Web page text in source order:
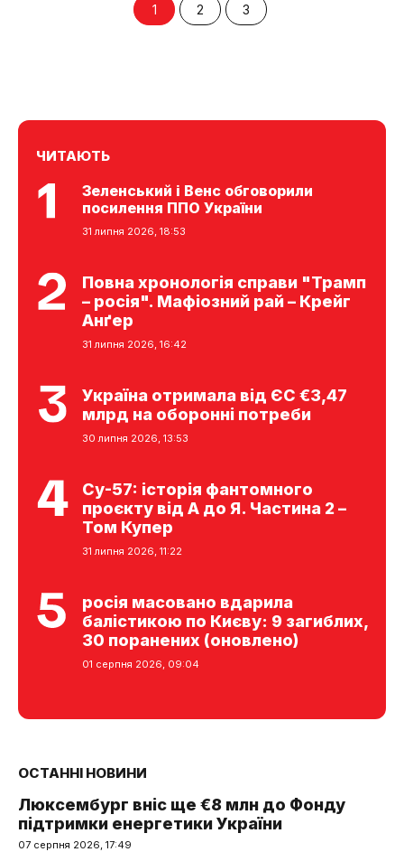
1 2 3
ЧИТАЮТЬ
Зеленський і Венс обговорили
посилення ППО України
31 липня 2026, 18:53
Повна хронологія справи "Трамп
– росія". Мафіозний рай – Крейг
Анґер
31 липня 2026, 16:42
Україна отримала від ЄС €3,47
млрд на оборонні потреби
30 липня 2026, 13:53
Су-57: історія фантомного
проєкту від А до Я. Частина 2 –
Том Купер
31 липня 2026, 11:22
росія масовано вдарила
балістикою по Києву: 9 загиблих,
30 поранених (оновлено)
01 серпня 2026, 09:04
ОСТАННІ НОВИНИ
Люксембург вніс ще €8 млн до Фонду
підтримки енергетики України
07 серпня 2026, 17:49